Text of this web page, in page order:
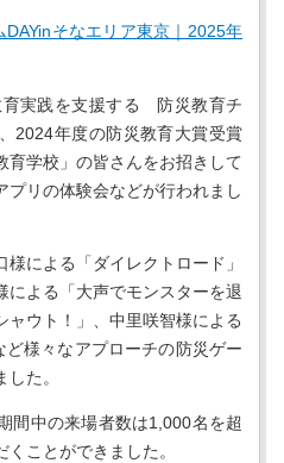
DAYinそなエリア東京｜2025年
育実践を支援する 防災教育チ
2024年度の防災教育大賞受賞
育学校」の皆さんをお招きして
プリの体験会などが行われまし
による「ダイレクトロード」
による「大声でモンスターを退
ャウト！」、中里咲智様による
ど様々なアプローチの防災ゲー
た。
間中の来場者数は1,000名を超
ことができました。